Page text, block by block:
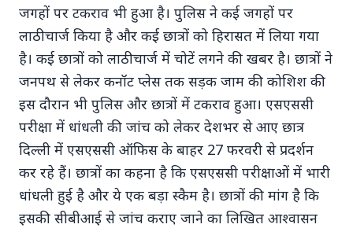
Read Full Story
Top Stories
TOP STORIES
जगहों पर टकराव भी हुआ है। पुलिस ने कई जगहों पर
लाठीचार्ज किया है और कई छात्रों को हिरासत में लिया गया
है। कई छात्रों को लाठीचार्ज में चोटें लगने की खबर है। छात्रों ने
जनपथ से लेकर कनॉट प्‍लेस तक सड़क जाम की कोशिश की
इस दौरान भी पुलि‍स और छात्रों में टकराव हुआ। एसएससी
परीक्षा में धांधली की जांच को लेकर देशभर से आए छात्र
दिल्ली में एसएससी ऑफिस के बाहर 27 फरवरी से प्रदर्शन
कर रहे हैं। छात्रों का कहना है कि एसएससी परीक्षाओं में भारी
धांधली हुई है और ये एक बड़ा स्कैम है। छात्रों की मांग है कि
इसकी सीबीआई से जांच कराए जाने का लिखित आश्वासन